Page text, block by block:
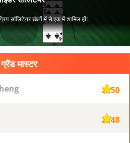
ग्रैंड मास्टर
2750
2748